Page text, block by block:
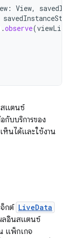
: View,
observe(
สแตนซ์
กับบริการของ
ห็นได้และใช้งาน
กต์ LiveData
ลอินสแตนซ์
แพ็กเกจ